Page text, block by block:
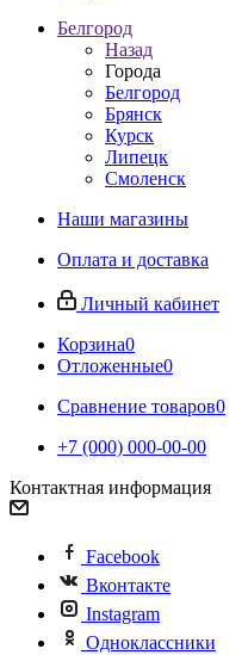
Белгород
Назад
Города
Белгород
Брянск
Курск
Липецк
Смоленск
Наши магазины
Оплата и доставка
Личный кабинет
Корзина0
Отложенные0
Сравнение товаров0
+7 (000) 000-00-00
Контактная информация
Facebook
Вконтакте
Instagram
Одноклассники